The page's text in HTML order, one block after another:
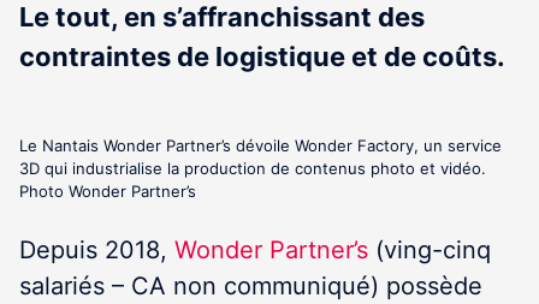
Le tout, en s’affranchissant des
contraintes de logistique et de coûts.
Le Nantais Wonder Partner’s dévoile Wonder Factory, un service
3D qui industrialise la production de contenus photo et vidéo.
Photo Wonder Partner’s
Depuis 2018, Wonder Partner’s (ving-cinq
salariés – CA non communiqué) possède